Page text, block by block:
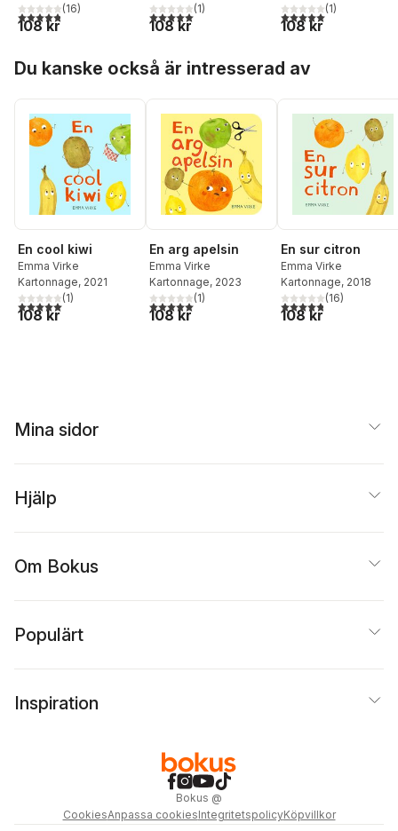
4,8utav 5 stjärnor. Totalt antal röster:
(16)
108 kr
5,0utav 5 stjärnor. Totalt antal röster:
(1)
108 kr
5,0utav 5 stjärnor.
(1)
108 kr
Du kanske också är intresserad av
En cool kiwi
Emma Virke
Kartonnage, 2021
5,0utav 5 stjärnor. Totalt antal röster:
(1)
108 kr
En arg apelsin
Emma Virke
Kartonnage, 2023
5,0utav 5 stjärnor. Totalt antal röster:
(1)
108 kr
En sur citron
Emma Virke
Kartonnage, 2018
4,8utav 5 stjärnor.
(16)
108 kr
Mina sidor
Hjälp
Om Bokus
Populärt
Inspiration
Bokus @
CookiesAnpassa cookiesIntegritetspolicyKöpvillkor